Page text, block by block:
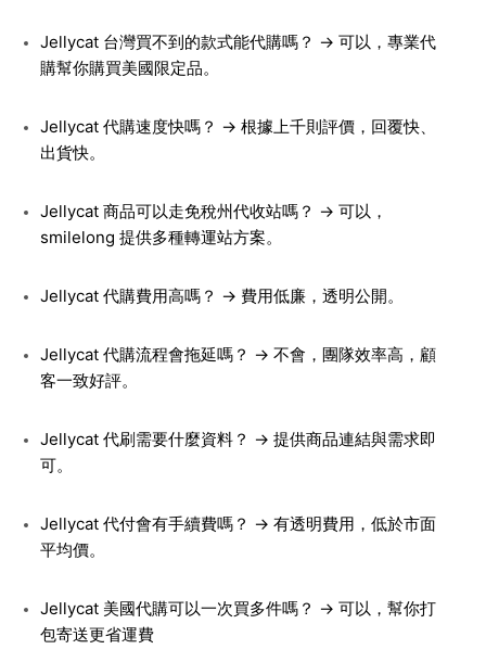
Jellycat 台灣買不到的款式能代購嗎？ → 可以，專業代
購幫你購買美國限定品。
Jellycat 代購速度快嗎？ → 根據上千則評價，回覆快、
出貨快。
Jellycat 商品可以走免稅州代收站嗎？ → 可以，
smilelong 提供多種轉運站方案。
Jellycat 代購費用高嗎？ → 費用低廉，透明公開。
Jellycat 代購流程會拖延嗎？ → 不會，團隊效率高，顧
客一致好評。
Jellycat 代刷需要什麼資料？ → 提供商品連結與需求即
可。
Jellycat 代付會有手續費嗎？ → 有透明費用，低於市面
平均價。
Jellycat 美國代購可以一次買多件嗎？ → 可以，幫你打
包寄送更省運費